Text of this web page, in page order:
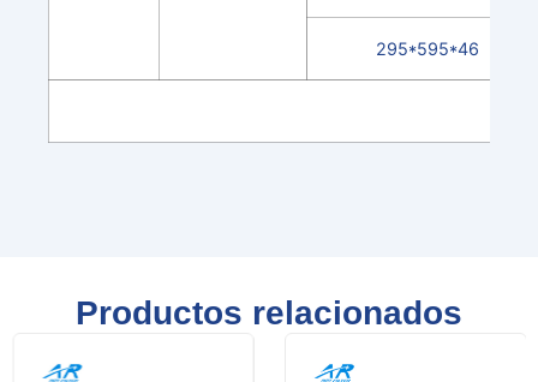
295*595*46
Productos relacionados